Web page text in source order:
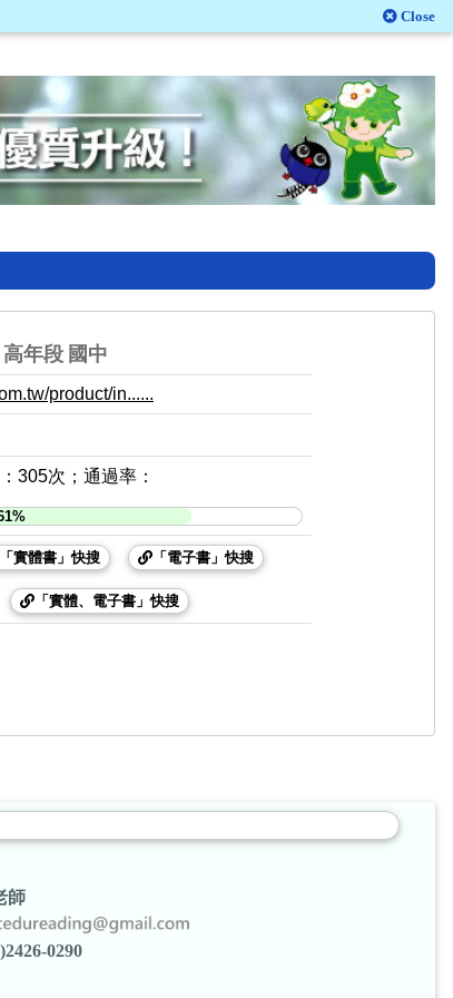
Close
高年段 國中
product/in......
305次；通過率：
實體書」快搜 「電子書」快搜
「實體、電子書」快搜
師
0290